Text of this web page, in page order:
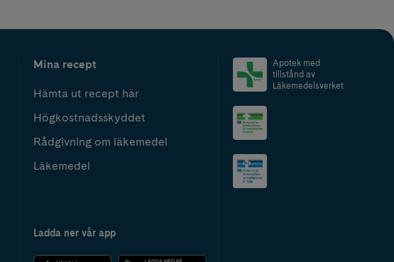
Mina recept
Hämta ut recept här
Högkostnadsskyddet
Rådgivning om läkemedel
Läkemedel
Ladda ner vår app
Apotek med
tillstånd av
Läkemedelsverket